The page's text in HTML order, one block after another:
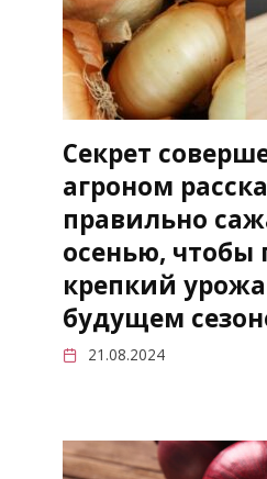
Секрет
агроном
правильно
осенью, чтобы
крепкий
будущем
21.08.2024